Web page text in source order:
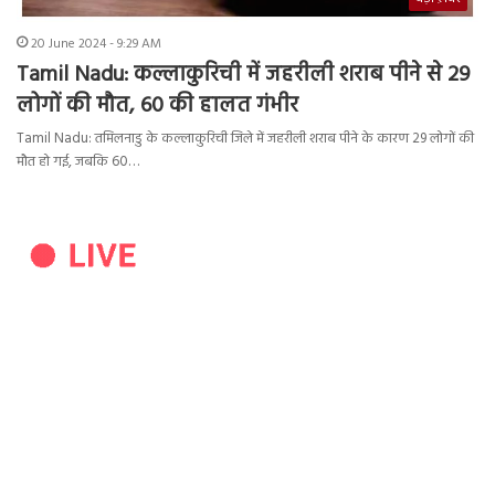
20 June 2024 - 9:29 AM
Tamil Nadu: कल्लाकुरिची में जहरीली शराब पीने से 29
लोगों की मौत, 60 की हालत गंभीर
Tamil Nadu: तमिलनाडु के कल्लाकुरिची जिले में जहरीली शराब पीने के कारण 29 लोगों की
मौत हो गई, जबकि 60…